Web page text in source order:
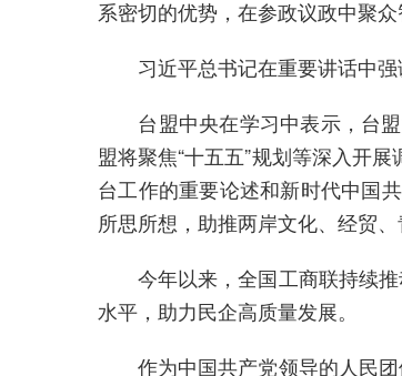
系密切的优势，在参政议政中聚
习近平总书记在重要讲话中强
台盟中央在学习中表示，台盟
盟将聚焦“十五五”规划等深入开
台工作的重要论述和新时代中国
所思所想，助推两岸文化、经贸
今年以来，全国工商联持续推
水平，助力民企高质量发展。
作为中国共产党领导的人民团